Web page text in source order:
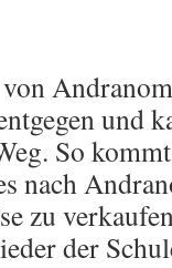
und
So
nach
zu
der